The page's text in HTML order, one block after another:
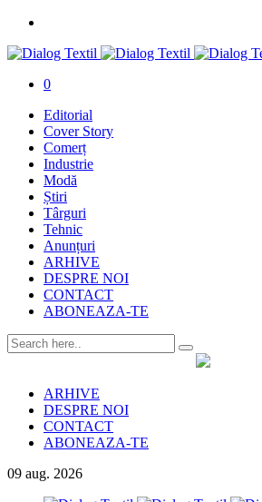
0
Editorial
Cover Story
Comerț
Industrie
Modă
Știri
Târguri
Tehnic
Anunțuri
ARHIVE
DESPRE NOI
CONTACT
ABONEAZA-TE
ARHIVE
DESPRE NOI
CONTACT
ABONEAZA-TE
09 aug. 2026